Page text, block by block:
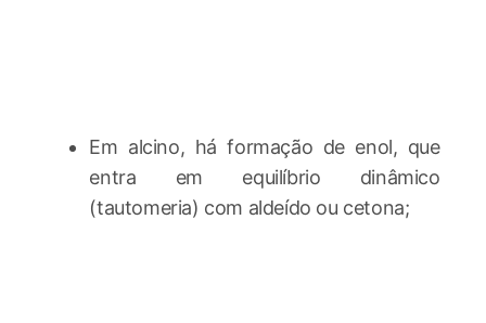
Em alcino, há formação de enol, que
entra em equilíbrio dinâmico
(tautomeria) com aldeído ou cetona;